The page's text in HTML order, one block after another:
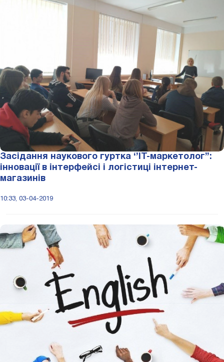
Засідання наукового гуртка ‘’ІТ-маркетолог’’:
інновації в інтерфейсі і логістиці інтернет-
магазинів
10:33, 03-04-2019